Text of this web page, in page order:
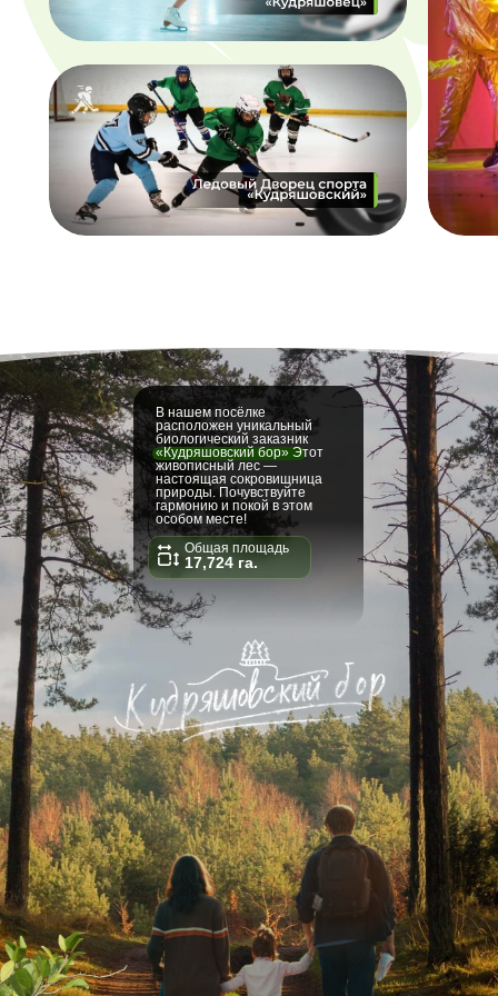
В нашем посёлке
расположен уникальный
биологический заказник
«Кудряшовский бор» Этот
живописный лес —
настоящая сокровищница
природы. Почувствуйте
гармонию и покой в этом
особом месте!
Общая площадь
17,724 га.